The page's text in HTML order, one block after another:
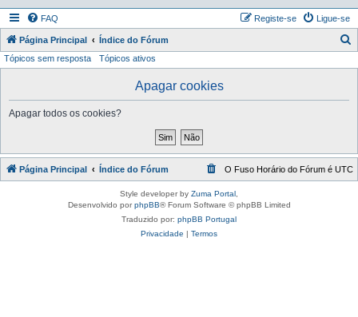
FAQ Ligue-se
Registe-se
Página Principal Índice do Fórum
s
a
Tópicos sem resposta Tópicos ativos
Apagar cookies
Apagar todos os cookies?
Página Principal Índice do Fórum O Fuso Horário do Fórum é UTC
Style developer by Zuma Portal
Desenvolvido porphpBB® Forum Software © phpBB Limited
Traduzido por: phpBB Portugal
Privacidade | Termos